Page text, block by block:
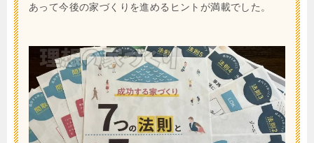
あって今後の家づくりを進めるヒントが満載でした。